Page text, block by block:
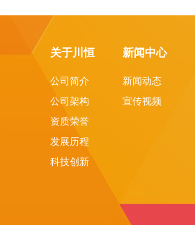
关于川恒
公司简介
公司架构
资质荣誉
发展历程
科技创新
新闻中心
新闻动态
宣传视频